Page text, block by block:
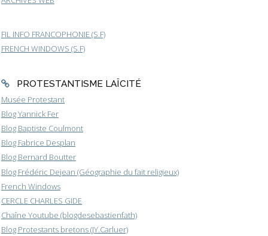
FIL INFO FRANCOPHONIE (S.F)
FRENCH WINDOWS (S.F)
PROTESTANTISME LAÏCITÉ
Musée Protestant
Blog Yannick Fer
Blog Baptiste Coulmont
Blog Fabrice Desplan
Blog Bernard Boutter
Blog Frédéric Dejean (Géographie du fait religieux)
French Windows
CERCLE CHARLES GIDE
Chaîne Youtube (blogdesebastienfath)
Blog Protestants bretons (JY.Carluer)